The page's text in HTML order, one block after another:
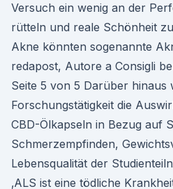
Versuch ein wenig an der
rütteln und reale Schönheit
Akne könnten sogenannte
redapost, Autore a Consigli
Seite 5 von 5 Darüber hinaus
Forschungstätigkeit die
CBD-Ölkapseln in Bezug auf
Schmerzempfinden,
Lebensqualität der
‚ALS ist eine tödliche